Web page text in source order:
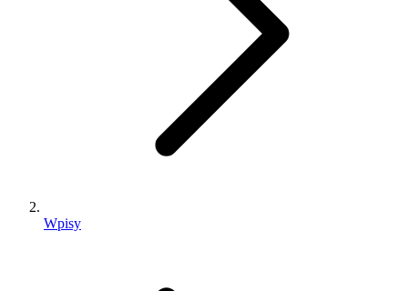
Wpisy